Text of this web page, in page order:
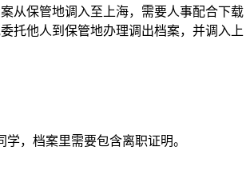
从保管地调入至上海，需要人事配合下载
托他人到保管地办理调出档案，并调入上
学，档案里需要包含离职证明。